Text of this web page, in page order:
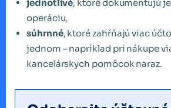
jednotlivé, ktoré dokumentujú
operáciu,
súhrnné, ktoré zahŕňajú viac
jednom – napríklad pri nákupe
kancelárskych pomôcok naraz.